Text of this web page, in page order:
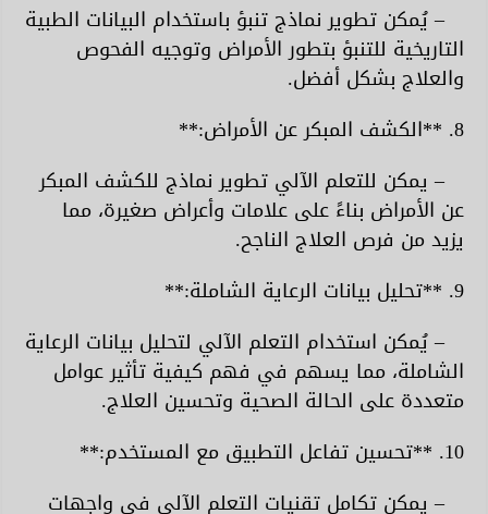
– يُمكن تطوير نماذج تنبؤ باستخدام البيانات الطبية
التاريخية للتنبؤ بتطور الأمراض وتوجيه الفحوص
والعلاج بشكل أفضل.
8. **الكشف المبكر عن الأمراض:**
– يمكن للتعلم الآلي تطوير نماذج للكشف المبكر
عن الأمراض بناءً على علامات وأعراض صغيرة، مما
يزيد من فرص العلاج الناجح.
9. **تحليل بيانات الرعاية الشاملة:**
– يُمكن استخدام التعلم الآلي لتحليل بيانات الرعاية
الشاملة، مما يسهم في فهم كيفية تأثير عوامل
متعددة على الحالة الصحية وتحسين العلاج.
10. **تحسين تفاعل التطبيق مع المستخدم:**
– يمكن تكامل تقنيات التعلم الآلي في واجهات